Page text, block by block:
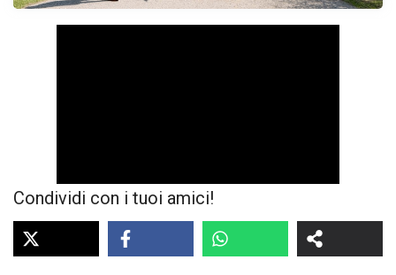
Condividi con i tuoi amici!